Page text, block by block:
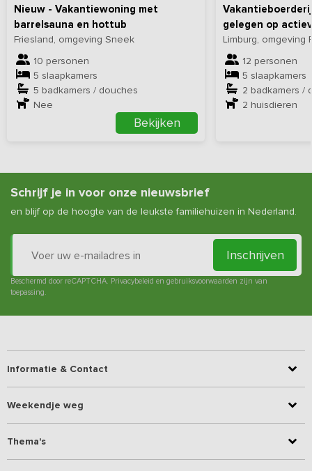
Nieuw - Vakantiewoning met
barrelsauna en hottub
Friesland, omgeving Sneek
10 personen
5 slaapkamers
5 badkamers / douches
Nee
Bekijken
gelegen op
Limburg, omgeving
12 personen
5 slaapkamers
2 badkamers /
2 huisdieren
Schrijf je in voor onze nieuwsbrief
en blijf op de hoogte van de leukste familiehuizen in Nederland.
Inschrijven
Beschermd door reCAPTCHA. Privacybeleid en gebruiksvoorwaarden zijn van
toepassing.
Informatie & Contact
Weekendje weg
Thema's